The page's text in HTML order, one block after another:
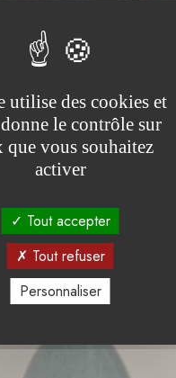
Lentz de
de promotion
utilise des cookies et
le contrôle sur
que vous souhaitez
activer
Tout accepter
Tout refuser
Personnaliser